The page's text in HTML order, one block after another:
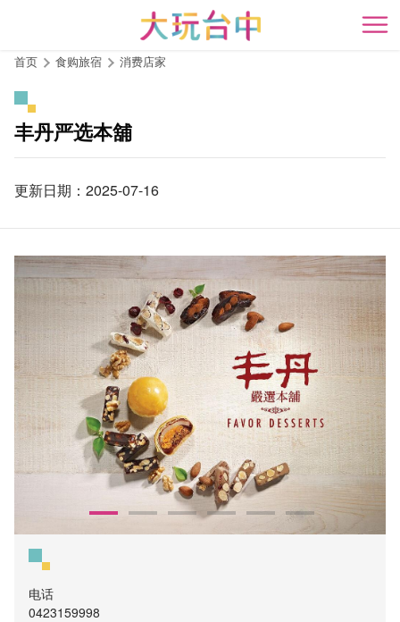
开
首页 食购旅宿 消费店家
丰丹严选本舖
更新日期：2025-07-16
电话
0423159998